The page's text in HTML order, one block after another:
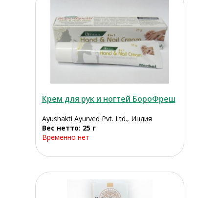
Крем для рук и ногтей БороФреш
Ayushakti Ayurved Pvt. Ltd., Индия
Вес нетто: 25 г
Временно нет